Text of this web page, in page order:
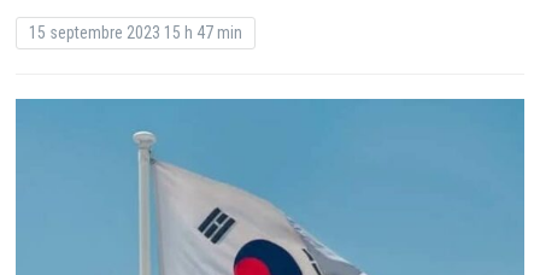
15 septembre 2023 15 h 47 min